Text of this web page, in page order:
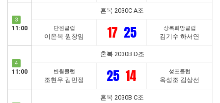
3
11:00
혼복 2030C A조
단원클럽
이온복 원창임 17 25 상록희망클럽
김기수 하서연
4
11:00
혼복 2030B D조
반월클럽
조현우 김민정 25 14 성포클럽
옥성조 김상선
혼복 2030B C조